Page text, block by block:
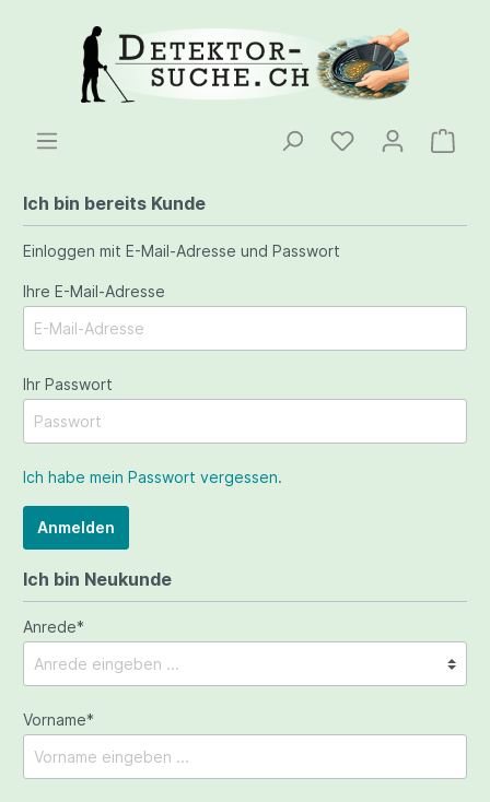
Ich bin bereits Kunde
Einloggen mit E-Mail-Adresse und Passwort
Ihre E-Mail-Adresse
Ihr Passwort
Ich habe mein Passwort vergessen.
Anmelden
Ich bin Neukunde
Anrede*
Vorname*